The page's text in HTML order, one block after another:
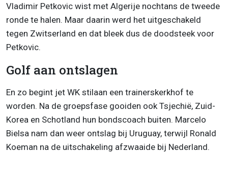
Vladimir Petkovic wist met Algerije nochtans de tweede
ronde te halen. Maar daarin werd het uitgeschakeld
tegen Zwitserland en dat bleek dus de doodsteek voor
Petkovic.
Golf aan ontslagen
En zo begint jet WK stilaan een trainerskerkhof te
worden. Na de groepsfase gooiden ook Tsjechië, Zuid-
Korea en Schotland hun bondscoach buiten. Marcelo
Bielsa nam dan weer ontslag bij Uruguay, terwijl Ronald
Koeman na de uitschakeling afzwaaide bij Nederland.